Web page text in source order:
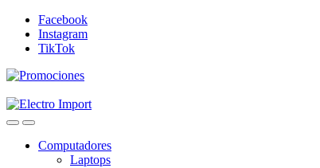
Skip
navigation
Skip
content
Facebook
Instagram
TikTok
Computadores
Laptops